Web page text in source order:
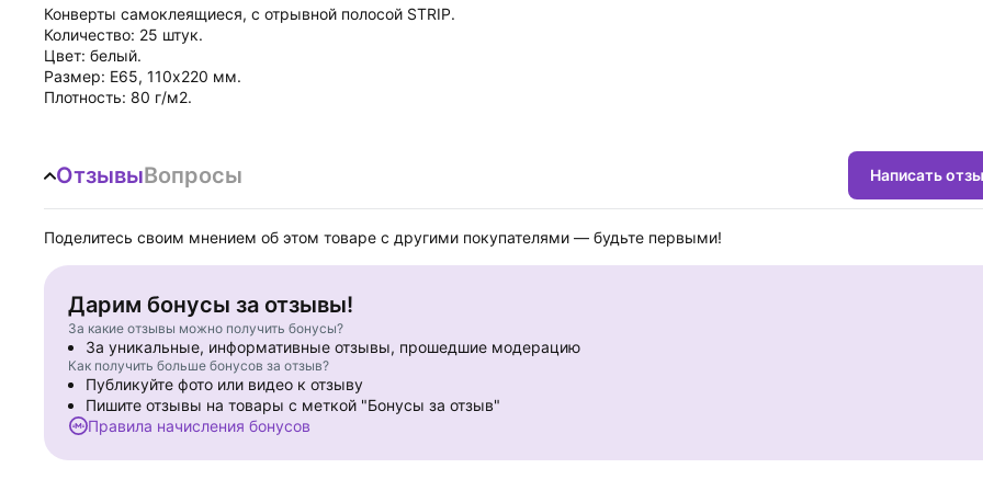
Конверты самоклеящиеся, с отрывной полосой STRIP.
Количество: 25 штук.
Цвет: белый.
Размер: Е65, 110х220 мм.
Плотность: 80 г/м2.
ОтзывыВопросы Написать
Поделитесь своим мнением об этом товаре с другими покупателями — будьте первыми!
Дарим бонусы за отзывы!
За какие отзывы можно получить бонусы?
За уникальные, информативные отзывы, прошедшие модерацию
Как получить больше бонусов за отзыв?
Публикуйте фото или видео к отзыву
Пишите отзывы на товары с меткой "Бонусы за отзыв"
Правила начисления бонусов